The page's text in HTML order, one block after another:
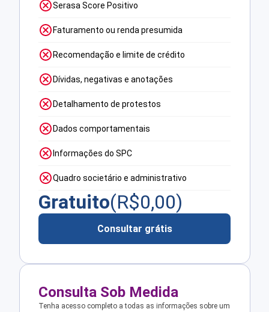
Serasa Score Positivo
Faturamento ou renda presumida
Recomendação e limite de crédito
Dívidas, negativas e anotações
Detalhamento de protestos
Dados comportamentais
Informações do SPC
Quadro societário e administrativo
Gratuito(R$0,00)
Consultar grátis
Consulta Sob Medida
Tenha acesso completo a todas as informações sobre um